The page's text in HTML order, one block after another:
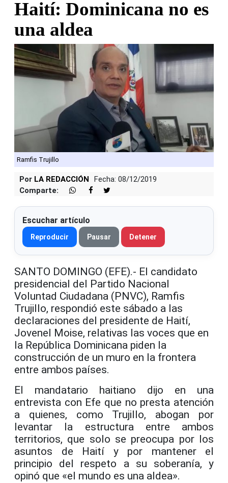
Haití: Dominicana no es
una aldea
Ramfis Trujillo
Por LA REDACCIÓN
Fecha: 08/12/2019
Comparte:
Escuchar artículo
Reproducir Pausar Detener
SANTO DOMINGO (EFE).- El candidato
presidencial del Partido Nacional
Voluntad Ciudadana (PNVC), Ramfis
Trujillo, respondió este sábado a las
declaraciones del presidente de Haití,
Jovenel Moise, relativas las voces que en
la República Dominicana piden la
construcción de un muro en la frontera
entre ambos países.
El mandatario haitiano dijo en una
entrevista con Efe que no presta atención
a quienes, como Trujillo, abogan por
levantar la estructura entre ambos
territorios, que solo se preocupa por los
asuntos de Haití y por mantener el
principio del respeto a su soberanía, y
opinó que «el mundo es una aldea».